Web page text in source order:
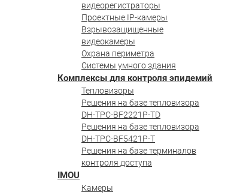
видеорегистраторы
Проектные IP-камеры
Взрывозащищенные
видеокамеры
Охрана периметра
Системы умного здания
Комплексы для контроля эпидемий
Тепловизоры
Решения на базе тепловизора
DH-TPC-BF2221P-TD
Решения на базе тепловизора
DH-TPC-BF5421P-T
Решения на базе терминалов
контроля доступа
IMOU
Камеры